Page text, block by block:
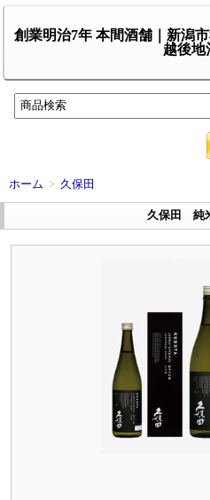
創業明治7年 本間酒舗｜新潟
越後地
ホーム > 久保田
久保田 純